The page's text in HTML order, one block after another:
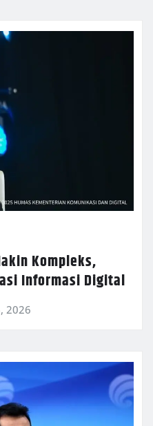
Kompleks,
Informasi Digital
2026